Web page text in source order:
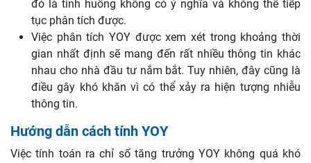
đó là tình huống không có ý nghĩa và không thể tiếp
tục phân tích được.
Việc phân tích YOY được xem xét trong khoảng thời
gian nhất định sẽ mang đến rất nhiều thông tin khác
nhau cho nhà đầu tư nắm bắt. Tuy nhiên, đây cũng là
điều gây khó khăn vì có thể xảy ra hiện tượng nhiễu
thông tin.
Hướng dẫn cách tính YOY
Việc tính toán ra chỉ số tăng trưởng YOY không quá khó